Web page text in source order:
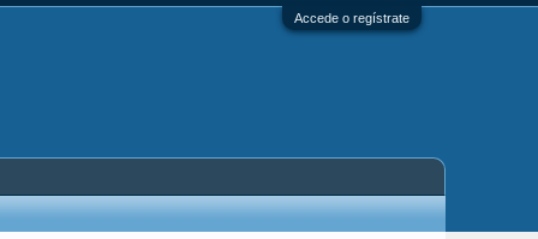
Accede o regístrate